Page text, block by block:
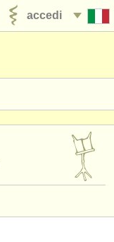
accedi